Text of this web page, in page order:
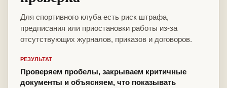
Для спортивного клуба есть риск штрафа,
предписания или приостановки работы из-за
отсутствующих журналов, приказов и договоров.
РЕЗУЛЬТАТ
Проверяем пробелы, закрываем критичные
документы и объясняем, что показывать